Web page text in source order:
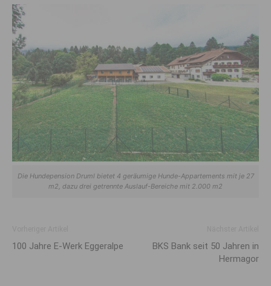
Die Hundepension Druml bietet 4 geräumige Hunde-Appartements mit je 27
m2, dazu drei getrennte Auslauf-Bereiche mit 2.000 m2
100 Jahre E-Werk Eggeralpe
BKS Bank seit 50 Jahren in
Hermagor